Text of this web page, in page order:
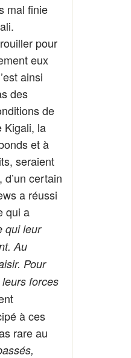
mal finie
pour
eux
ainsi
des
de
Kigali, la
et à
seraient
certain
a réussi
qui a
qui leur
Au
Pour
forces
à ces
rare au